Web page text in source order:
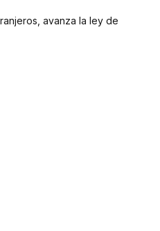
avanza la ley de